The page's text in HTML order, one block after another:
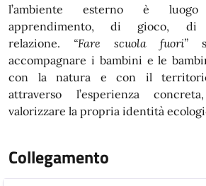
l’ambiente esterno è
apprendimento, di gioco,
relazione. “Fare scuola fuori”
accompagnare i bambini e le
con la natura e con il
attraverso l’esperienza
valorizzare la propria identità
Collegamento